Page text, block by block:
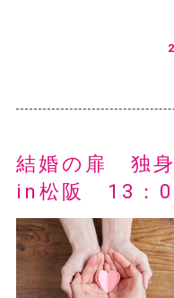
結婚の扉 独身
in松阪 13：